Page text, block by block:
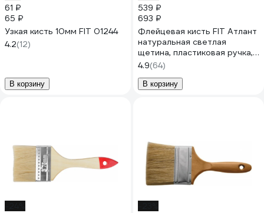
61 ₽
65 ₽
Узкая кисть 10мм FIT 01244
4.2(12)
В корзину
539 ₽
693 ₽
Флейцевая кисть FIT Атлант
натуральная светлая
щетина, пластиковая ручка,
8" 200 мм 01250
4.9(64)
В корзину